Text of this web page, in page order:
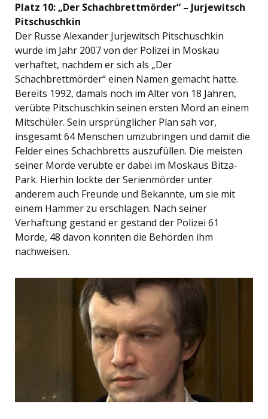
Platz 10: „Der Schachbrettmörder“ – Jurjewitsch
Pitschuschkin
Der Russe Alexander Jurjewitsch Pitschuschkin
wurde im Jahr 2007 von der Polizei in Moskau
verhaftet, nachdem er sich als „Der
Schachbrettmörder“ einen Namen gemacht hatte.
Bereits 1992, damals noch im Alter von 18 Jahren,
verübte Pitschuschkin seinen ersten Mord an einem
Mitschüler. Sein ursprünglicher Plan sah vor,
insgesamt 64 Menschen umzubringen und damit die
Felder eines Schachbretts auszufüllen. Die meisten
seiner Morde verübte er dabei im Moskaus Bitza-
Park. Hierhin lockte der Serienmörder unter
anderem auch Freunde und Bekannte, um sie mit
einem Hammer zu erschlagen. Nach seiner
Verhaftung gestand er gestand der Polizei 61
Morde, 48 davon konnten die Behörden ihm
nachweisen.